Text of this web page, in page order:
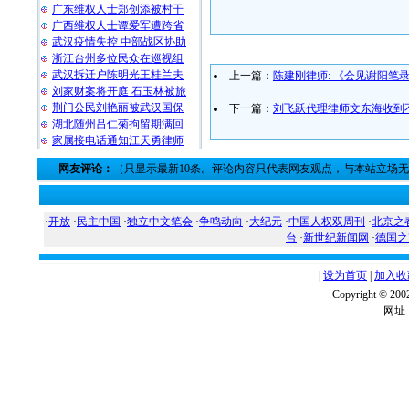
广东维权人士郑创添被村干
广西维权人士谭爱军遭跨省
武汉疫情失控 中部战区协助
浙江台州多位民众在巡视组
武汉拆迁户陈明光王桂兰夫
刘家财案将开庭 石玉林被旅
荆门公民刘艳丽被武汉国保
湖北随州吕仁菊拘留期满回
家属接电话通知江天勇律师
上一篇： 陈建刚律师: 《会见谢阳笔
下一篇： 刘飞跃代理律师文东海收到
网友评论： （只显示最新10条。评论内容只代表网友观点，与本站立场
·开放 · 民主中国 ·独立中文笔会 ·争鸣动向 ·大纪元 ·中国人权双周刊 ·北京之
台 ·新世纪新闻网 ·德国
设为首页 加入
Copyright ©
网址